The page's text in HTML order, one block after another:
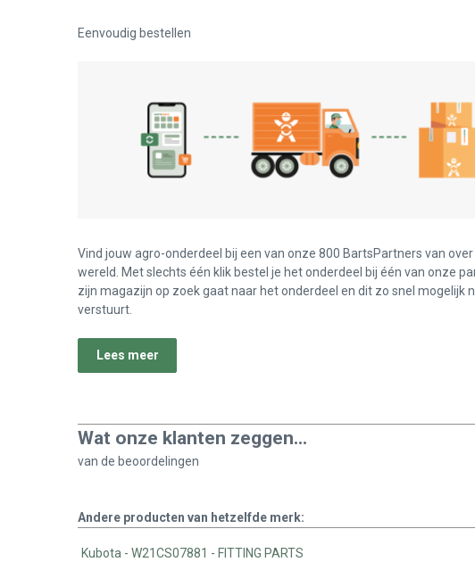
Eenvoudig bestellen
Vind jouw agro-onderdeel bij een van onze 800 BartsPartners van over
wereld. Met slechts één klik bestel je het onderdeel bij één van onze
zijn magazijn op zoek gaat naar het onderdeel en dit zo snel mogelijk
verstuurt.
Lees meer
Wat onze klanten zeggen...
van de beoordelingen
Andere producten van hetzelfde merk:
Kubota - W21CS07881 - FITTING PARTS